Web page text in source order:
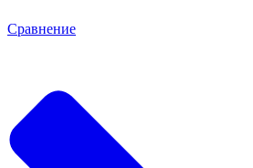
Сравнение